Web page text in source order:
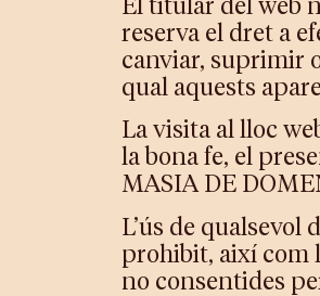
El titular del web
reserva el dret a
canviar, suprimir
qual aquests
La visita al lloc
la bona fe, el
MASIA DE
L’ús de
prohibit, així com
no consentides